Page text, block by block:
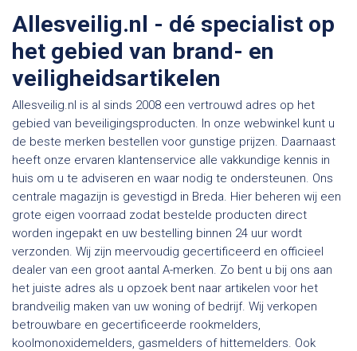
Allesveilig.nl - dé specialist op
het gebied van brand- en
veiligheidsartikelen
Allesveilig.nl is al sinds 2008 een vertrouwd adres op het
gebied van beveiligingsproducten. In onze webwinkel kunt u
de beste merken bestellen voor gunstige prijzen. Daarnaast
heeft onze ervaren klantenservice alle vakkundige kennis in
huis om u te adviseren en waar nodig te ondersteunen. Ons
centrale magazijn is gevestigd in Breda. Hier beheren wij een
grote eigen voorraad zodat bestelde producten direct
worden ingepakt en uw bestelling binnen 24 uur wordt
verzonden. Wij zijn meervoudig gecertificeerd en officieel
dealer van een groot aantal A-merken. Zo bent u bij ons aan
het juiste adres als u opzoek bent naar artikelen voor het
brandveilig maken van uw woning of bedrijf. Wij verkopen
betrouwbare en gecertificeerde rookmelders,
koolmonoxidemelders, gasmelders of hittemelders. Ook